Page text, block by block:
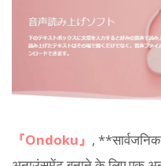
『Ondoku』 ,